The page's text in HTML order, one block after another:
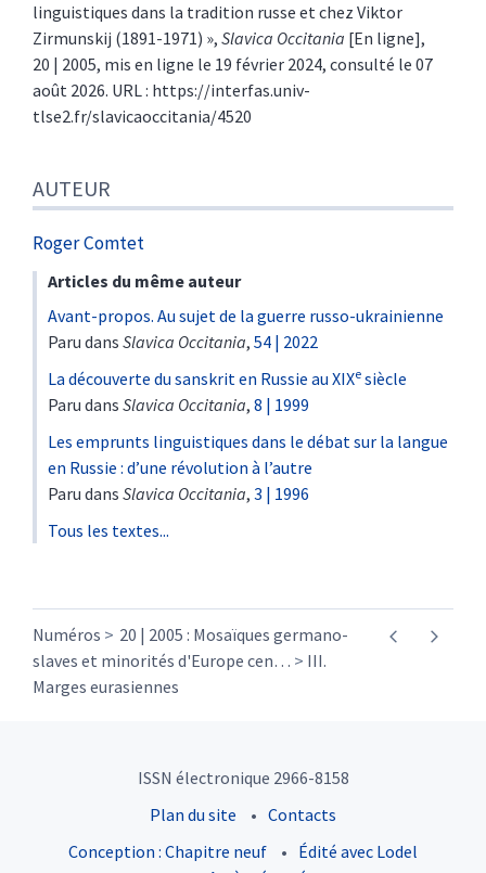
linguistiques dans la tradition russe et chez Viktor
Zirmunskij (1891-1971) », Slavica Occitania [En ligne],
20 | 2005, mis en ligne le 19 février 2024, consulté le 07
août 2026. URL : https://interfas.univ-
tlse2.fr/slavicaoccitania/4520
AUTEUR
RogerComtet
Articles du même auteur
Avant-propos. Au sujet de la guerre russo-ukrainienne
Paru dans Slavica Occitania, 54 | 2022
La découverte du sanskrit en Russie au XIXe siècle
Paru dans Slavica Occitania, 8 | 1999
Les emprunts linguistiques dans le débat sur la langue
en Russie : d’une révolution à l’autre
Paru dans Slavica Occitania, 3 | 1996
Tous les textes...
Numéros
20 | 2005 : Mosaïques germano-
slaves et minorités d'Europe cen…
III.
Marges eurasiennes
ISSN électronique 2966-8158
Plan du site
Contacts
Conception : Chapitre neuf
Édité avec Lodel